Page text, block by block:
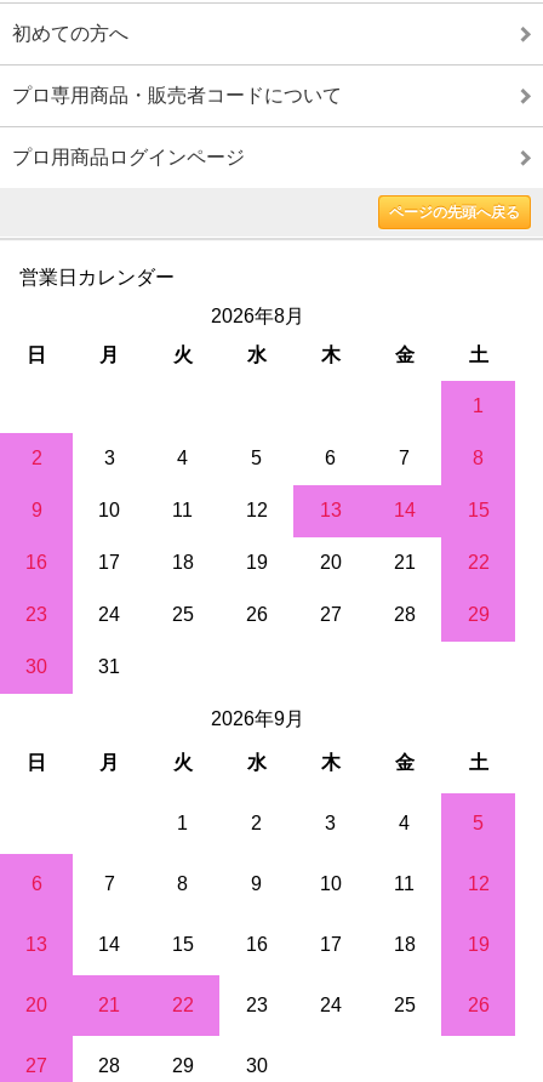
初めての方へ
プロ専用商品・販売者コードについて
プロ用商品ログインページ
ページの先頭へ戻る
営業日カレンダー
2026年8月
日
月 火 水 木 金 土
1
2 3 4 5 6 7 8
9 10 11 12 13 14 15
16 17 18 19 20 21 22
23 24 25 26 27 28 29
30 31
2026年9月
日 月 火 水 木 金 土
1 2 3 4 5
6 7 8 9 10 11 12
13 14 15 16 17 18 19
20 21 22 23 24 25 26
27 28 29 30